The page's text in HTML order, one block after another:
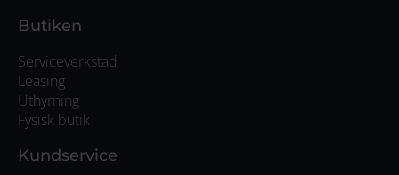
Butiken
Serviceverkstad
Leasing
Uthyrning
Fysisk butik
Kundservice